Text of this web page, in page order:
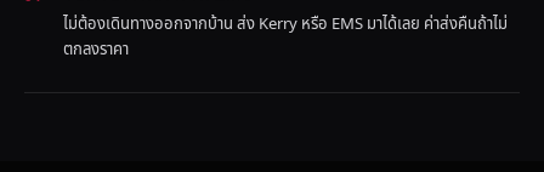
ไม่ต้องเดินทางออกจากบ้าน ส่ง Kerry หรือ EMS มาได้เลย ค่าส่งคืนถ้าไม่
ตกลงราคา